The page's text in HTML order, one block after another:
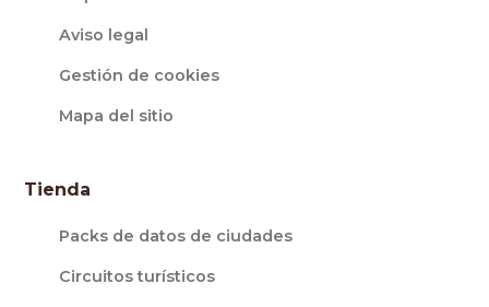
Aviso legal
Gestión de cookies
Mapa del sitio
Tienda
Packs de datos de ciudades
Circuitos turísticos